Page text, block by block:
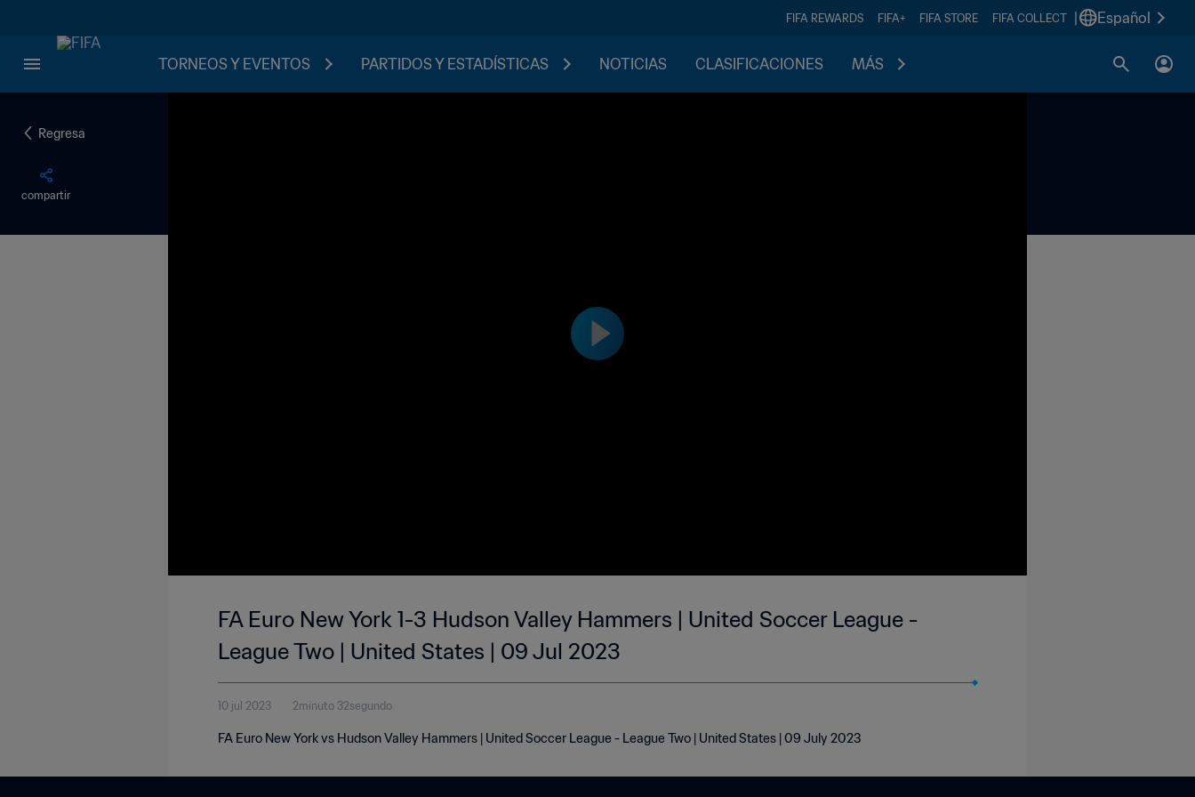
FIFA REWARDS FIFA+ FIFA STORE FIFA COLLECT Español
TORNEOS Y EVENTOS PARTIDOS Y ESTADÍSTICAS NOTICIAS CLASIFICACIONES MÁS
Regresa
compartir
FA Euro New York 1-3 Hudson Valley Hammers | United Soccer League -
League Two | United States | 09 Jul 2023
10 jul 2023 2minuto 32segundo
FA Euro New York vs Hudson Valley Hammers | United Soccer League - League Two | United States | 09 July 2023